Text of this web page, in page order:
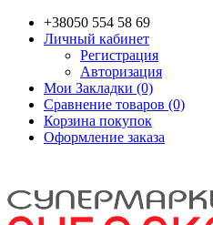
+38050 554 58 69
Личный кабинет
Регистрация
Авторизация
Мои Закладки (0)
Сравнение товаров (0)
Корзина покупок
Оформление заказа